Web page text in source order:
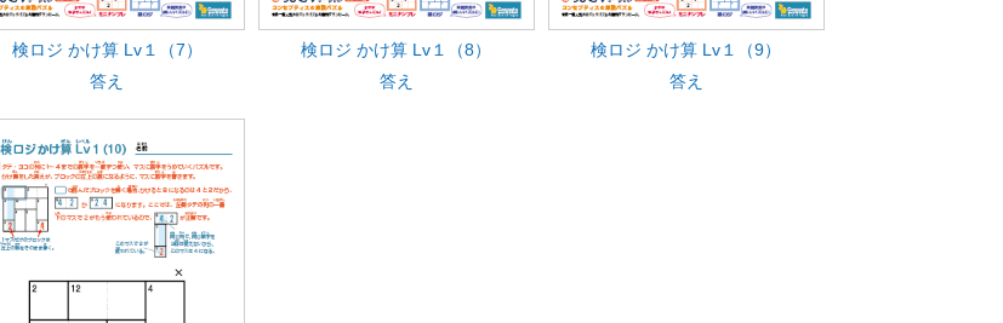
検ロジ かけ算 Lv１（7）
答え
検ロジ かけ算 Lv１（8）
答え
検ロジ かけ算 Lv１（9）
答え